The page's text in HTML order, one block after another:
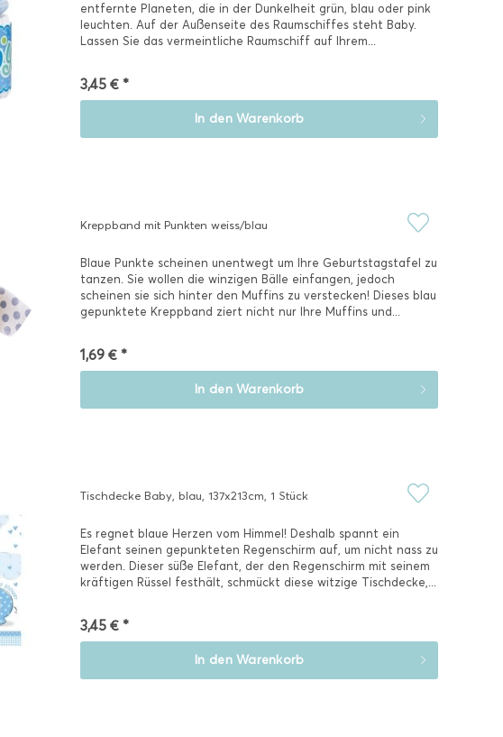
entfernte Planeten, die in der Dunkelheit grün, blau oder pink
leuchten. Auf der Außenseite des Raumschiffes steht Baby.
Lassen Sie das vermeintliche Raumschiff auf Ihrem...
3,45 € *
In den Warenkorb
Kreppband mit Punkten weiss/blau
Blaue Punkte scheinen unentwegt um Ihre Geburtstagstafel zu
tanzen. Sie wollen die winzigen Bälle einfangen, jedoch
scheinen sie sich hinter den Muffins zu verstecken! Dieses blau
gepunktete Kreppband ziert nicht nur Ihre Muffins und...
1,69 € *
In den Warenkorb
Tischdecke Baby, blau, 137x213cm, 1 Stück
Es regnet blaue Herzen vom Himmel! Deshalb spannt ein
Elefant seinen gepunkteten Regenschirm auf, um nicht nass zu
werden. Dieser süße Elefant, der den Regenschirm mit seinem
kräftigen Rüssel festhält, schmückt diese witzige Tischdecke,...
3,45 € *
In den Warenkorb